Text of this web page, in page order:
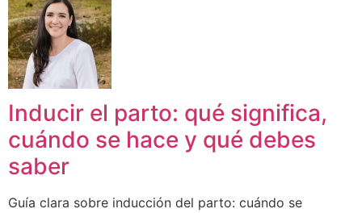
Inducir el parto: qué significa,
cuándo se hace y qué debes
saber
Guía clara sobre inducción del parto: cuándo se